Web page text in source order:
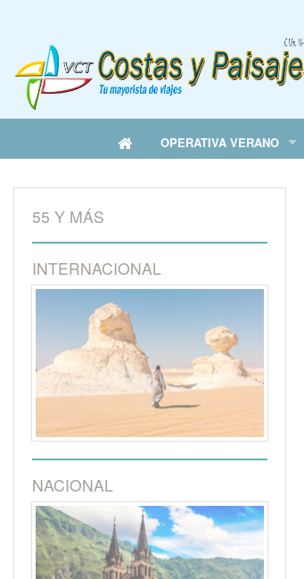
OPERATIVA VERANO
55 Y MÁS
INTERNACIONAL
NACIONAL